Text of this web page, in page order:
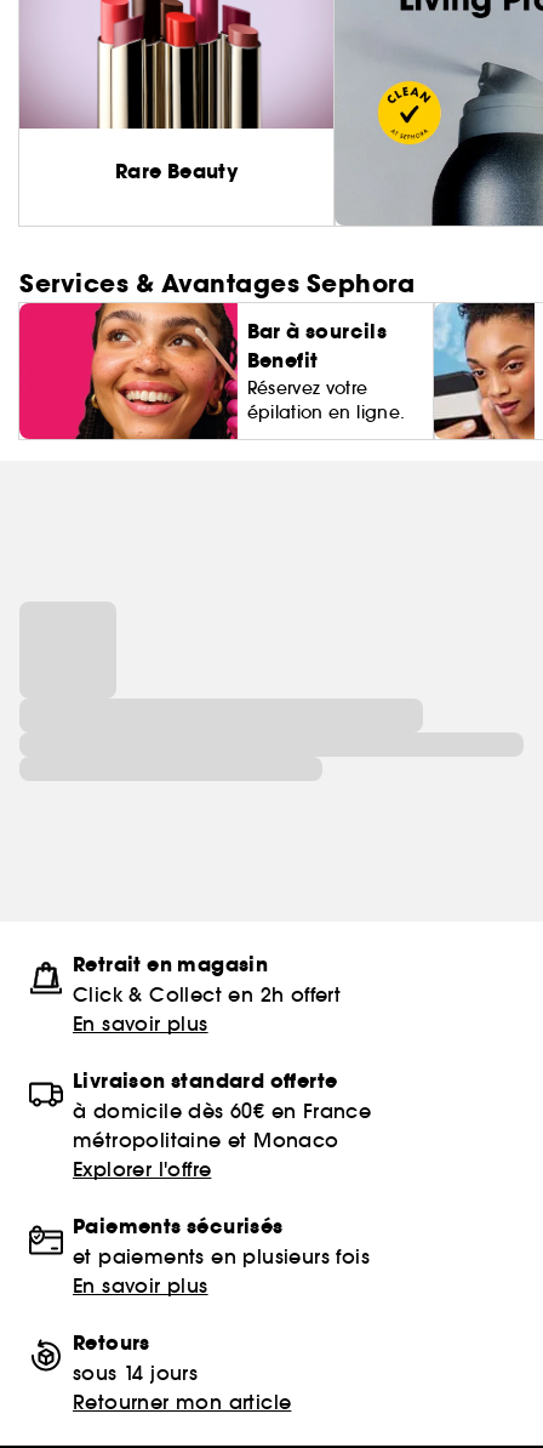
Rare Beauty
Services & Avantages Sephora
Bar à sourcils
Benefit
Réservez votre
épilation en ligne.
Retrait en magasin
Click & Collect en 2h offert
En savoir plus
Livraison standard offerte
à domicile dès 60€ en France
métropolitaine et Monaco
Explorer l'offre
Paiements sécurisés
et paiements en plusieurs fois
En savoir plus
Retours
sous 14 jours
Retourner mon article